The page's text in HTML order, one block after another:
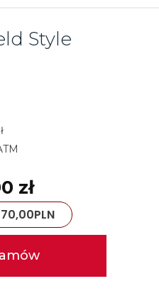
Style
zł
PLN